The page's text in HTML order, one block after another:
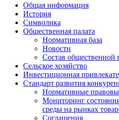
Общая информация
История
Символика
Общественная палата
Нормативная база
Новости
Состав общественной
Сельское хозяйство
Инвестиционная
Стандарт развития
Нормативные
Мониторинг
среды на рынках
Соглашения